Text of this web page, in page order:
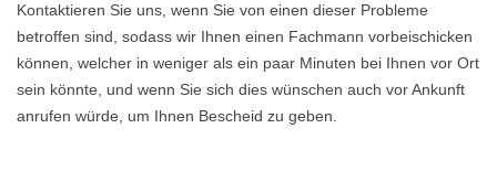
Kontaktieren Sie uns, wenn Sie von einen dieser Probleme
betroffen sind, sodass wir Ihnen einen Fachmann vorbeischicken
können, welcher in weniger als ein paar Minuten bei Ihnen vor Ort
sein könnte, und wenn Sie sich dies wünschen auch vor Ankunft
anrufen würde, um Ihnen Bescheid zu geben.